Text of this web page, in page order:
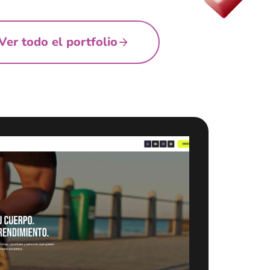
todo el portfolio